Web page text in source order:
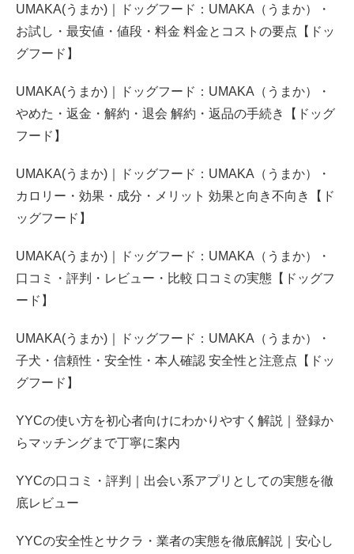
UMAKA(うまか)｜ドッグフード：UMAKA（うまか）・
お試し・最安値・値段・料金 料金とコストの要点【ドッ
グフード】
UMAKA(うまか)｜ドッグフード：UMAKA（うまか）・
やめた・返金・解約・退会 解約・返品の手続き【ドッグ
フード】
UMAKA(うまか)｜ドッグフード：UMAKA（うまか）・
カロリー・効果・成分・メリット 効果と向き不向き【ド
ッグフード】
UMAKA(うまか)｜ドッグフード：UMAKA（うまか）・
口コミ・評判・レビュー・比較 口コミの実態【ドッグフ
ード】
UMAKA(うまか)｜ドッグフード：UMAKA（うまか）・
子犬・信頼性・安全性・本人確認 安全性と注意点【ドッ
グフード】
YYCの使い方を初心者向けにわかりやすく解説｜登録か
らマッチングまで丁寧に案内
YYCの口コミ・評判｜出会い系アプリとしての実態を徹
底レビュー
YYCの安全性とサクラ・業者の実態を徹底解説｜安心し